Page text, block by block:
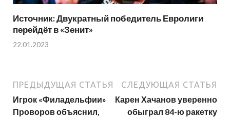
Источник: Двукратный победитель Евролиги
перейдёт в «Зенит»
22.01.2023
ПРЕДЫДУЩАЯ СТАТЬЯ
Игрок «Филадельфии»
Проворов объяснил,
СЛЕДУЮЩАЯ СТАТЬЯ
Карен Хачанов уверенно
обыграл 84-ю ракетку